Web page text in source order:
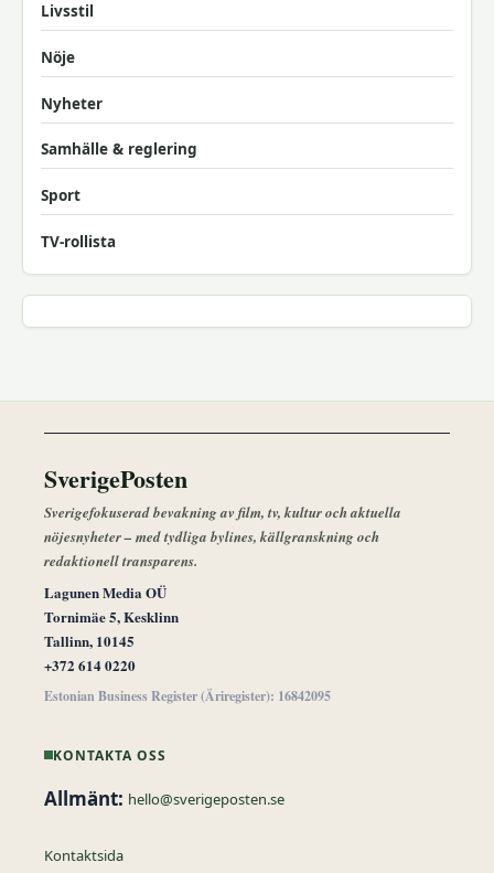
Livsstil
Nöje
Nyheter
Samhälle & reglering
Sport
TV-rollista
SverigePosten
Sverigefokuserad bevakning av film, tv, kultur och aktuella
nöjesnyheter – med tydliga bylines, källgranskning och
redaktionell transparens.
Lagunen Media OÜ
Tornimäe 5, Kesklinn
Tallinn, 10145
+372 614 0220
Estonian Business Register (Äriregister): 16842095
KONTAKTA OSS
Allmänt: hello@sverigeposten.se
Kontaktsida